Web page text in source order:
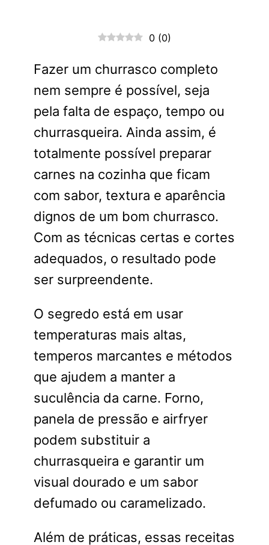
0 (0)
Fazer um churrasco completo
nem sempre é possível, seja
pela falta de espaço, tempo ou
churrasqueira. Ainda assim, é
totalmente possível preparar
carnes na cozinha que ficam
com sabor, textura e aparência
dignos de um bom churrasco.
Com as técnicas certas e cortes
adequados, o resultado pode
ser surpreendente.
O segredo está em usar
temperaturas mais altas,
temperos marcantes e métodos
que ajudem a manter a
suculência da carne. Forno,
panela de pressão e airfryer
podem substituir a
churrasqueira e garantir um
visual dourado e um sabor
defumado ou caramelizado.
Além de práticas, essas receitas